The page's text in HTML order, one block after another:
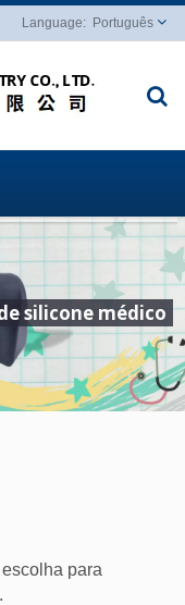
Português
silicone médico
para